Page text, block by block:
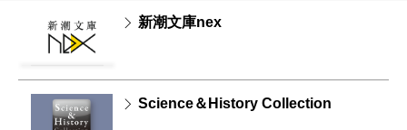
新潮文庫nex
Science＆History Collection